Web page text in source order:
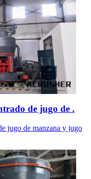
de jugo de .
jugo de manzana y jugo